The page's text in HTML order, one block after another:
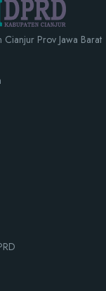
Cianjur Prov Jawa Barat